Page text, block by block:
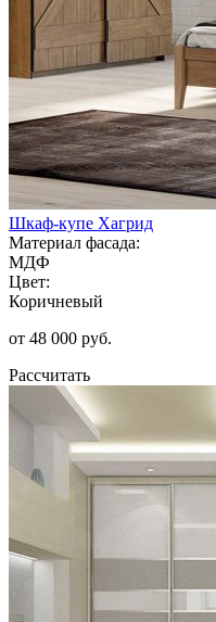
Шкаф-купе Хагрид
Материал фасада:
МДФ
Цвет:
Коричневый
от 48 000 руб.
Рассчитать